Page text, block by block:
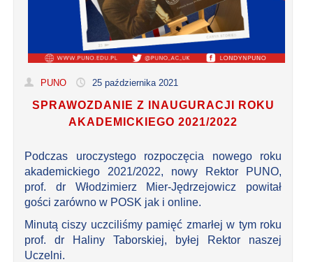
PUNO 25 października 2021
SPRAWOZDANIE Z INAUGURACJI ROKU
AKADEMICKIEGO 2021/2022
Podczas uroczystego rozpoczęcia nowego roku
akademickiego 2021/2022, nowy Rektor PUNO,
prof. dr Włodzimierz Mier-Jędrzejowicz powitał
gości zarówno w POSK jak i online.
Minutą ciszy uczciliśmy pamięć zmarłej w tym roku
prof. dr Haliny Taborskiej, byłej Rektor naszej
Uczelni.